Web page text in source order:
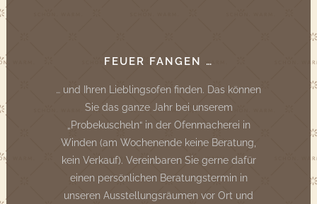
FEUER FANGEN …
… und Ihren Lieblingsofen finden. Das können
Sie das ganze Jahr bei unserem
„Probekuscheln“ in der Ofenmacherei in
Winden (am Wochenende keine Beratung,
kein Verkauf). Vereinbaren Sie gerne dafür
einen persönlichen Beratungstermin in
unseren Ausstellungsräumen vor Ort und